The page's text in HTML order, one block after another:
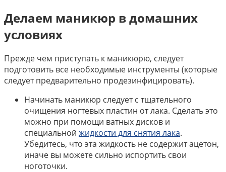
Делаем маникюр в домашних
условиях
Прежде чем приступать к маникюрю, следует
подготовить все необходимые инструменты (которые
следует предварительно продезинфицировать).
Начинать маникюр следует с тщательного
очищения ногтевых пластин от лака. Сделать это
можно при помощи ватных дисков и
специальной жидкости для снятия лака.
Убедитесь, что эта жидкость не содержит ацетон,
иначе вы можете сильно испортить свои
ноготочки.